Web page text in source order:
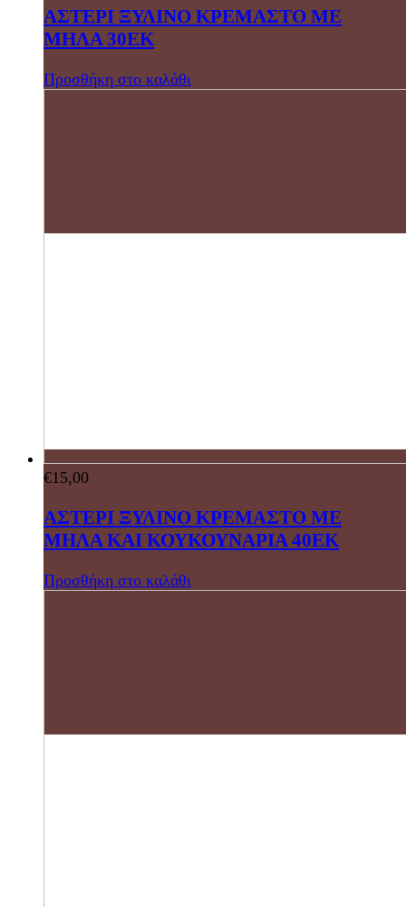
ΑΣΤΕΡΙ ΞΥΛΙΝΟ ΚΡΕΜΑΣΤΟ ΜΕ
ΜΗΛΑ 30ΕΚ
Προσθήκη στο καλάθι
€15,00
ΑΣΤΕΡΙ ΞΥΛΙΝΟ ΚΡΕΜΑΣΤΟ ΜΕ
ΜΗΛΑ ΚΑΙ ΚΟΥΚΟΥΝΑΡΙΑ 40ΕΚ
Προσθήκη στο καλάθι